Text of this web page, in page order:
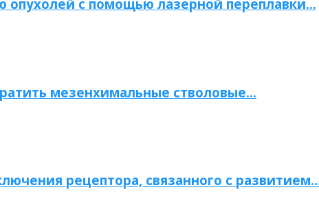
опухолей с помощью лазерной переплавки…
мезенхимальные стволовые…
рецептора, связанного с